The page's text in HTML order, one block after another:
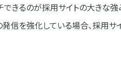
きるのが採用サイトの大きな強
発信を強化している場合、採用サ